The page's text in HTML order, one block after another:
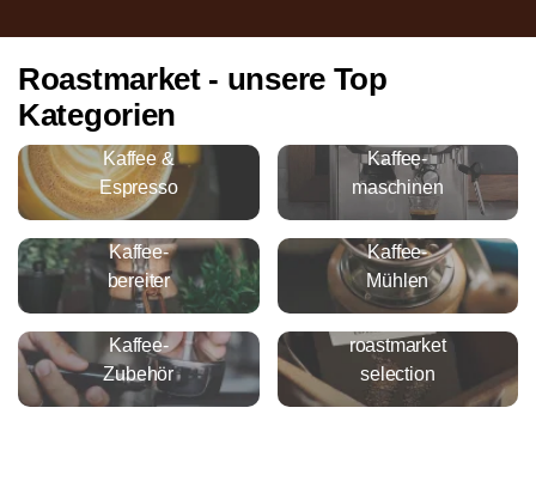
Roastmarket - unsere Top
Kategorien
Kaffee &
Espresso
Kaffee-
maschinen
Kaffee-
bereiter
Kaffee-
Mühlen
Kaffee-
Zubehör
roastmarket
selection